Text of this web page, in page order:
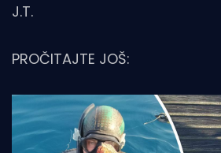
J.T.
PROČITAJTE JOŠ: